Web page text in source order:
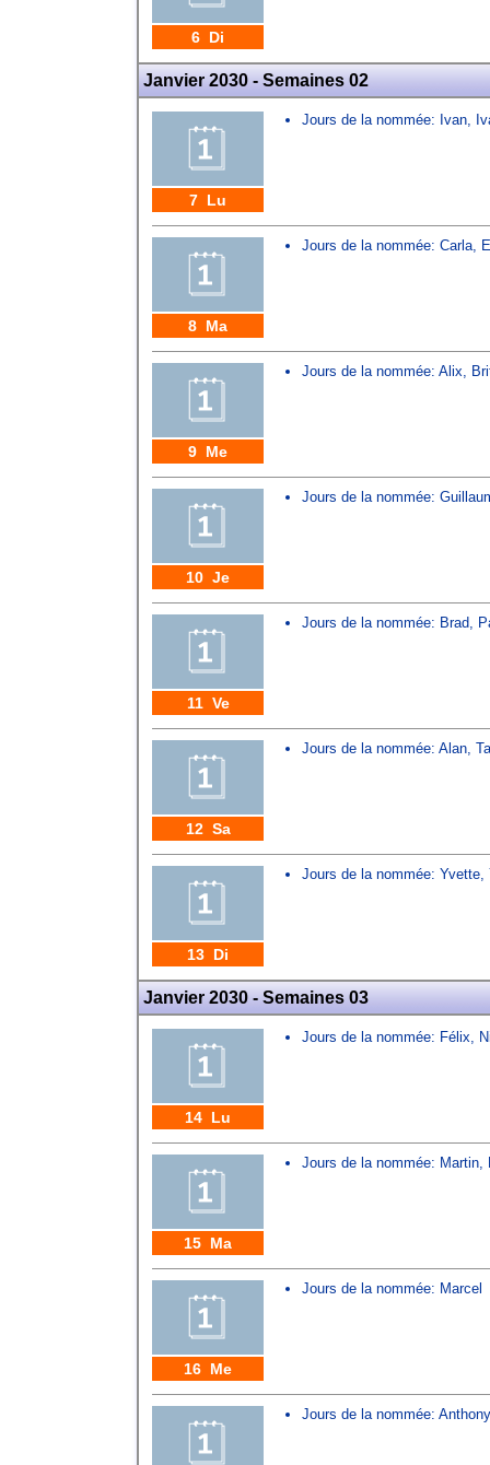
6 Di
Janvier 2030 - Semaines 02
7 Lu
Jours de la nommée: Ivan,
8 Ma
Jours de la nommée: Carla,
9 Me
Jours de la nommée: Alix,
10 Je
Jours de la nommée:
11 Ve
Jours de la nommée: Brad,
12 Sa
Jours de la nommée: Alan,
13 Di
Jours de la nommée: Yvette,
Janvier 2030 - Semaines 03
14 Lu
Jours de la nommée: Félix,
15 Ma
Jours de la nommée: Martin,
16 Me
Jours de la nommée: Marcel
Jours de la nommée: Anthony